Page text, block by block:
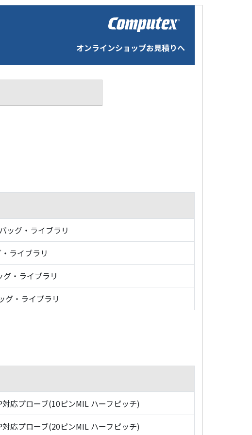
オンラインショップお見積りへ
ッグ・ライブラリ
ライブラリ
グ・ライブラリ
グ・ライブラリ
応プローブ(10ピンMIL ハーフピッチ)
応プローブ(20ピンMIL ハーフピッチ)